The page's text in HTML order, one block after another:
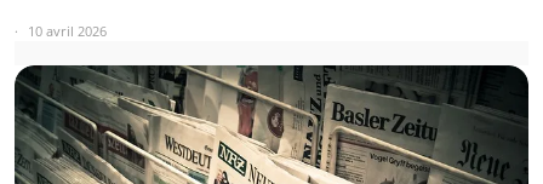
10 avril 2026